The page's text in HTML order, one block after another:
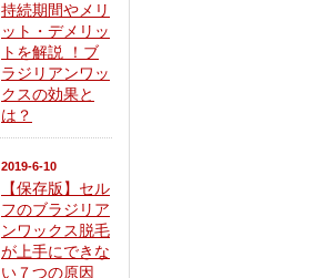
持続期間やメリ
ット・デメリッ
トを解説 ！ブ
ラジリアンワッ
クスの効果と
は？
2019-6-10
【保存版】セル
フのブラジリア
ンワックス脱毛
が上手にできな
い７つの原因